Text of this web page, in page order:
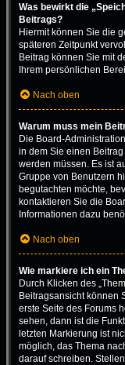
Was bewirkt die
Beitrags?
Hiermit können Sie die
späteren Zeitpunkt
Beitrag können Sie mit
Ihrem persönlichen
Nach oben
Warum muss mein
Die Board-
in dem Sie einen
werden müssen. Es ist
Gruppe von Benutzern
begutachten möchte,
kontaktieren Sie die
Informationen dazu
Nach oben
Wie markiere ich ein
Durch Klicken des
Beitragsansicht können
erste Seite des Forums
sehen, dann ist die
letzten Markierung ist
möglich, das Thema
darauf schreiben.